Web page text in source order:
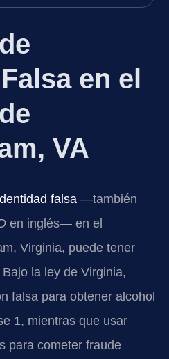
en el
VA
falsa —también
en inglés— en el
Virginia, puede tener
la ley de Virginia,
falsa para obtener alcohol
1, mientras que usar
para cometer fraude